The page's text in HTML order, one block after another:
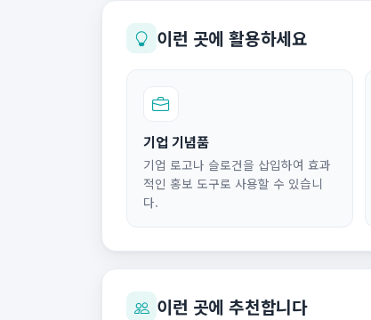
이런 곳에 활용하세요
기업 기념품
기업 로고나 슬로건을 삽입하여 효과
적인 홍보 도구로 사용할 수 있습니
다.
이런 곳에 추천합니다